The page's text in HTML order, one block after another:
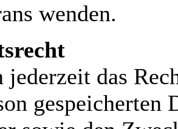
wenden.
jederzeit das
gespeicherten